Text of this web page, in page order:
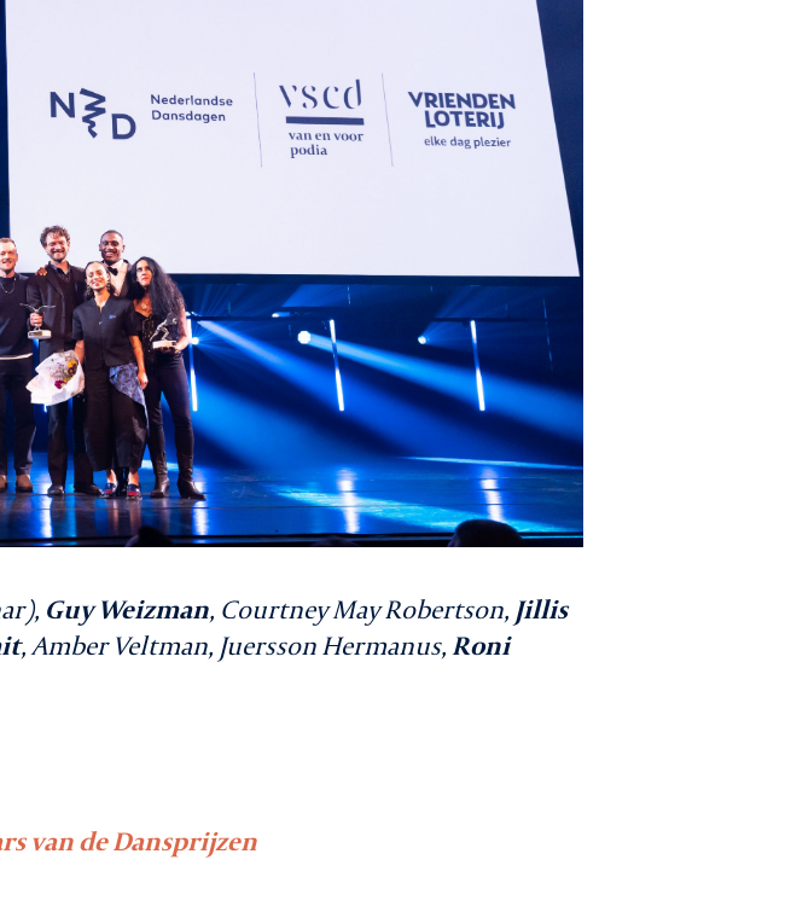
Guy Weizman, Courtney May Robertson, Jillis
, Amber Veltman, Juersson Hermanus,Roni
van de Dansprijzen